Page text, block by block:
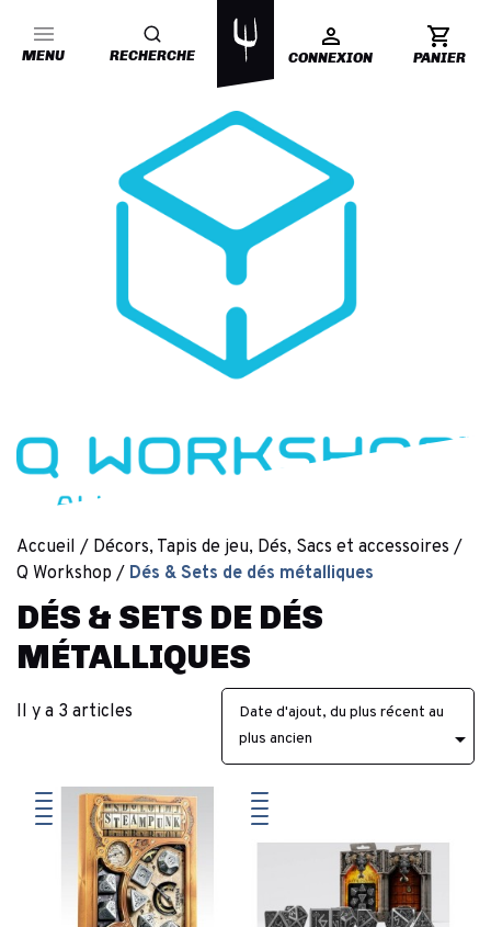
MENU RECHERCHE CONNEXION PANIER
Accueil
Décors, Tapis de jeu, Dés, Sacs et accessoires
Q Workshop
Dés & Sets de dés métalliques
DÉS & SETS DE DÉS
MÉTALLIQUES
Il y a 3 articles
Date d'ajout, du plus récent au
plus ancien
